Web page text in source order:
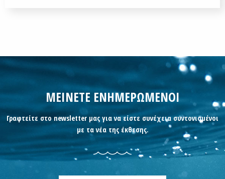
ΜΕΙΝΕΤΕ ΕΝΗΜΕΡΩΜΕΝΟΙ
Γραφτείτε στο newsletter μας για να είστε συνέχεια συντονισμένοι
με τα νέα της έκθεσης.